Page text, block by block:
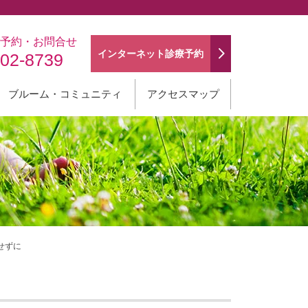
約・お問合せ
8739 インターネット診療予約
ブルーム・コミュニティ アクセスマップ
ずに